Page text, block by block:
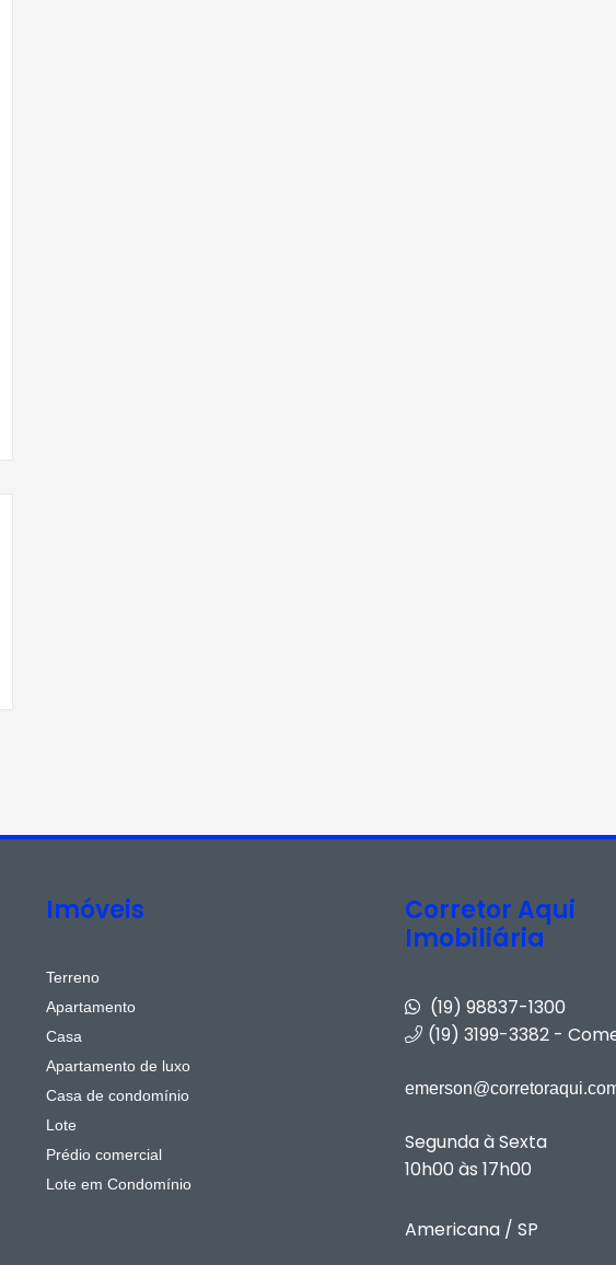
Imóveis
Terreno
Apartamento
Casa
Apartamento de luxo
Casa de condomínio
Lote
Prédio comercial
Lote em Condomínio
Corretor Aqui
Imobiliária
(19) 98837-1300
(19) 3199-3382 -
Segunda à Sexta
10h00 às 17h00
Americana / SP